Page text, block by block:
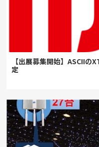
【出展募集開始】ASCII
定